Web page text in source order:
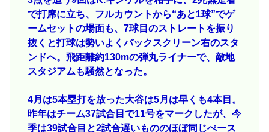
で打席に立ち、フルカウントから“あと1球”でゲ
ームセットの場面も、7球目のストレートを振り
抜くと打球は勢いよくバックスクリーン右のスタ
ンドへ。飛距離約130mの弾丸ライナーで、敵地
スタジアムも騒然となった。
4月は5本塁打を放った大谷は5月は早くも4本目。
昨年はチーム37試合目で11号をマークしたが、今
季は39試合目と2試合遅いもののほぼ同じぺース